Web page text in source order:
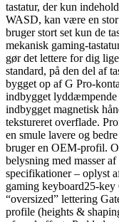
tastatur, der kun
WASD, kan være en
bruger stort set kun de
mekanisk gaming-
gør det lettere for dig
standard, på den del af
bygget op af G Pro-
indbygget lyddæmpende
indbygget magnetisk
tekstureret overflade.
en smule lavere og
bruger en OEM-profil.
belysning med masser
specifikationer – oplyst
gaming keyboard25-
“oversized” lettering
profile (heights &